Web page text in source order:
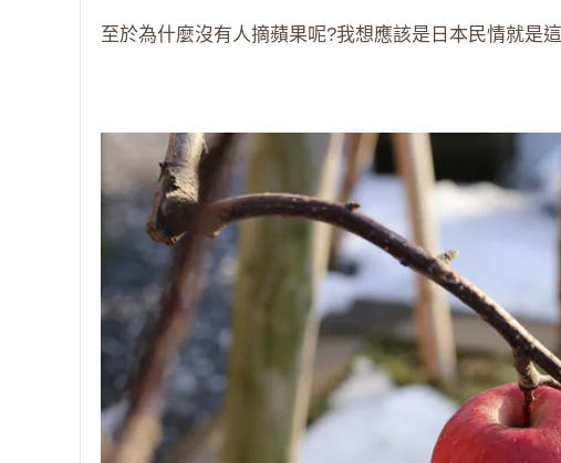
至於為什麼沒有人摘蘋果呢?我想應該是日本民情就是